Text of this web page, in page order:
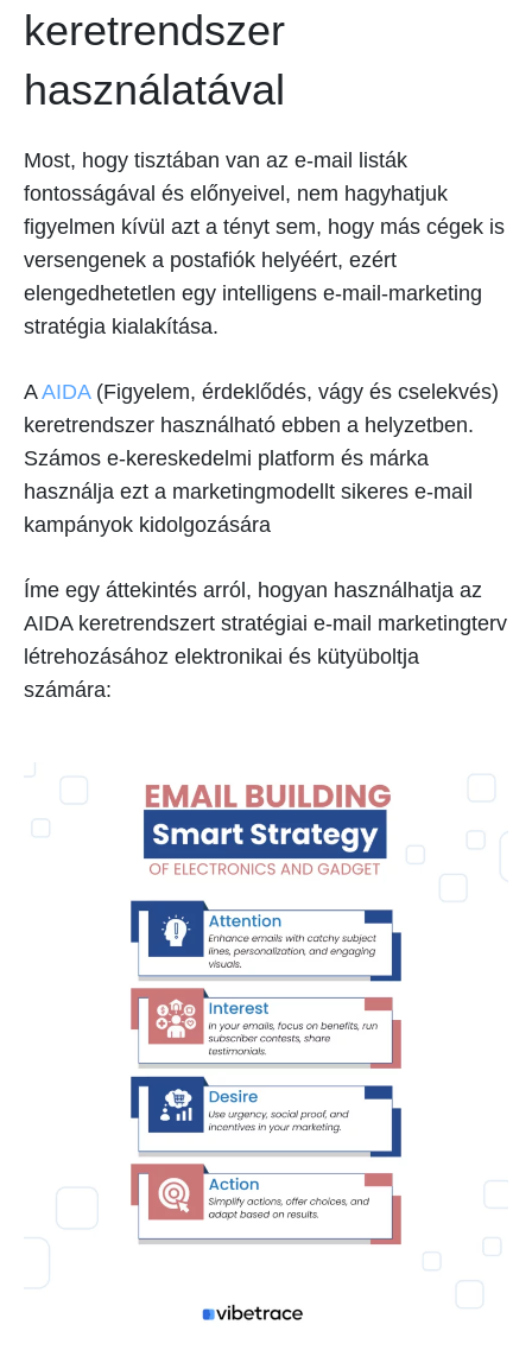
keretrendszer
használatával
Most, hogy tisztában van az e-mail listák
fontosságával és előnyeivel, nem hagyhatjuk
figyelmen kívül azt a tényt sem, hogy más cégek is
versengenek a postafiók helyéért, ezért
elengedhetetlen egy intelligens e-mail-marketing
stratégia kialakítása.
AAIDA(Figyelem, érdeklődés, vágy és cselekvés)
keretrendszer használható ebben a helyzetben.
Számos e-kereskedelmi platform és márka
használja ezt a marketingmodellt sikeres e-mail
kampányok kidolgozására
Íme egy áttekintés arról, hogyan használhatja az
AIDA keretrendszert stratégiai e-mail marketingterv
létrehozásához elektronikai és kütyüboltja
számára: